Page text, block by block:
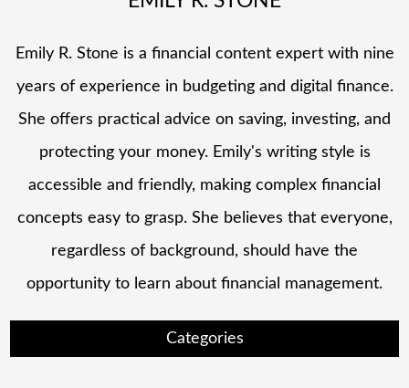
Emily R. Stone is a financial content expert with nine
years of experience in budgeting and digital finance.
She offers practical advice on saving, investing, and
protecting your money. Emily's writing style is
accessible and friendly, making complex financial
concepts easy to grasp. She believes that everyone,
regardless of background, should have the
opportunity to learn about financial management.
Categories